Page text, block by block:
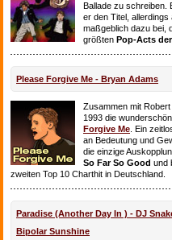
Ballade zu schreiben.
er den Titel,
maßgeblich dazu bei,
größten Pop-Acts
Please Forgive Me - Bryan Adams
Zusammen mit
1993 die
Forgive Me . Ein
an Bedeutung und
die einzige
So Far So Good und
zweiten Top 10 Charthit in Deutschland.
Paradise (Another Day In ) - DJ
Bipolar Sunshine